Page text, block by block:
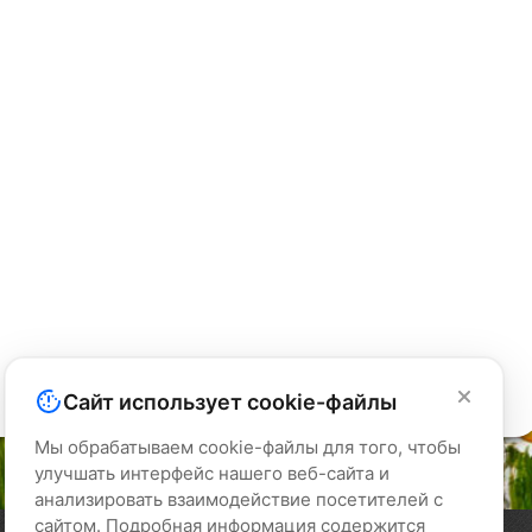
Сайт использует cookie-файлы
Мы обрабатываем cookie-файлы для того, чтобы
улучшать интерфейс нашего веб-сайта и
анализировать взаимодействие посетителей с
сайтом. Подробная информация содержится